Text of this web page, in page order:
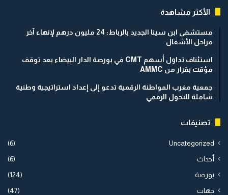
الأكثر مشاهدة
مستشفى ابن سينا الجديد بالرباط: 24 مليون درهم لإنهاء آخر
مراحل الأشغال
استئناف تداول أسهم CMT في بورصة الدار البيضاء بعد توقف
مؤقت بقرار من AMMC
جمعية مغرب المواطنة الرقمية تدعو إلى إعداد استراتيجية وطنية
شاملة للتحول الرقمي
تصنيفات
Uncategorized
(6)
أحداث (6)
بورصة (124)
جهات (47)